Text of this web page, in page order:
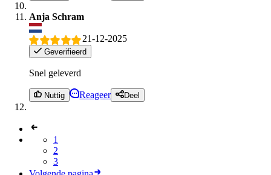
Anja Schram
21-12-2025
Geverifieerd
Snel geleverd
Nuttig Reageer Deel
1
2
3